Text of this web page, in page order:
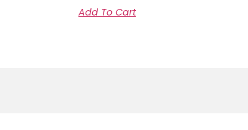
Add To Cart